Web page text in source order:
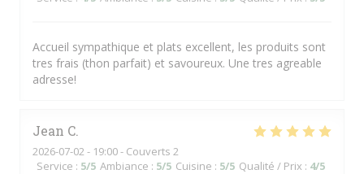
Accueil sympathique et plats excellent, les produits sont
tres frais (thon parfait) et savoureux. Une tres agreable
adresse!
Jean C
2026-07-02 - 19:00 - Couverts 2
Service : 5/5 Ambiance : 5/5 Cuisine : 5/5 Qualité / Prix : 4/5